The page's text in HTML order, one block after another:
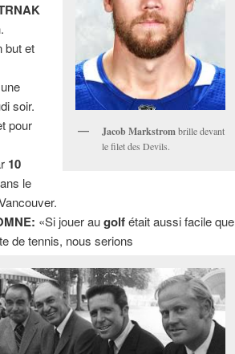
Jacob Markstrombrille devant
le filet des Devils.
but et
soir.
pour
10
le
«Si jouer augolfétait aussi facile que
de tennis, nous serions